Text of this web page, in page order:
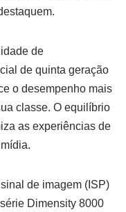
de
de quinta geração
o desempenho mais
classe. O equilíbrio
as experiências de
de imagem (ISP)
Dimensity 8000